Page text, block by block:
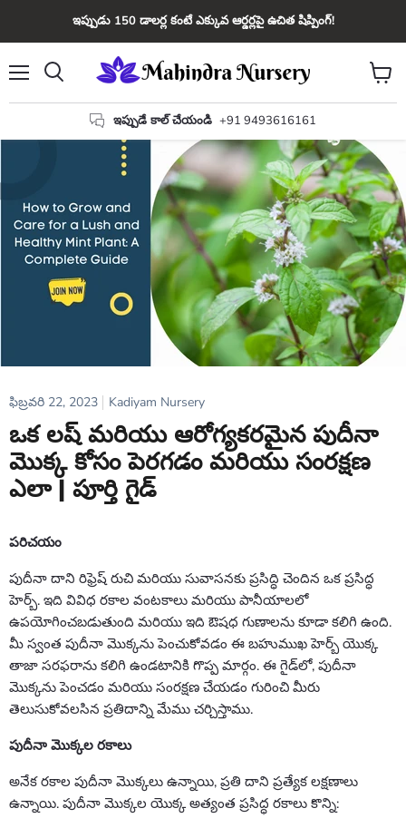
ఇప్పుడు 150 డాలర్ల కంటే ఎక్కువ ఆర్డర్లపై ఉచిత షిప్పింగ్!
ఇప్పుడే కాల్ చేయండి +91 9493616161
కార్ట్
ఫిబ్రవరి 22, 2023 Kadiyam Nursery
ఒక లష్ మరియు ఆరోగ్యకరమైన పుదీనా
మొక్క కోసం పెరగడం మరియు సంరక్షణ
ఎలా | పూర్తి గైడ్
పరిచయం
పుదీనా దాని రిఫ్రెష్ రుచి మరియు సువాసనకు ప్రసిద్ధి చెందిన ఒక ప్రసిద్ధ
హెర్బ్. ఇది వివిధ రకాల వంటకాలు మరియు పానీయాలలో
ఉపయోగించబడుతుంది మరియు ఇది ఔషధ గుణాలను కూడా కలిగి ఉంది.
మీ స్వంత పుదీనా మొక్కను పెంచుకోవడం ఈ బహుముఖ హెర్బ్ యొక్క
తాజా సరఫరాను కలిగి ఉండటానికి గొప్ప మార్గం. ఈ గైడ్‌లో, పుదీనా
మొక్కను పెంచడం మరియు సంరక్షణ చేయడం గురించి మీరు
తెలుసుకోవలసిన ప్రతిదాన్ని మేము చర్చిస్తాము.
పుదీనా మొక్కల రకాలు
అనేక రకాల పుదీనా మొక్కలు ఉన్నాయి, ప్రతి దాని ప్రత్యేక లక్షణాలు
ఉన్నాయి. పుదీనా మొక్కల యొక్క అత్యంత ప్రసిద్ధ రకాలు కొన్ని: